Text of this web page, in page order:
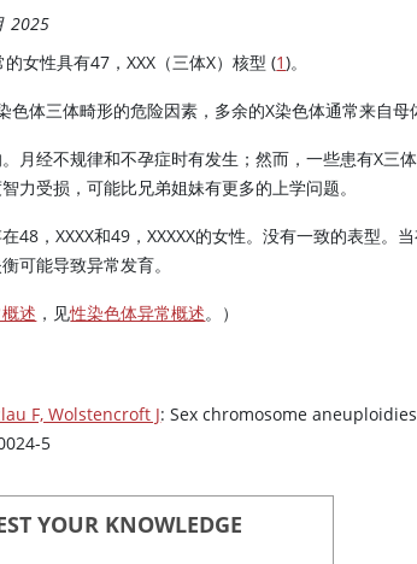
2025
女性具有47，XXX（三体X）核型 (1)。
色体三体畸形的危险因素，多余的X染色体通常来自母
月经不规律和不孕症时有发生；然而，一些患有X三
力受损，可能比兄弟姐妹有更多的上学问题。
48，XXXX和49，XXXXX的女性。没有一致的表型。
可能导致异常发育。
述 ，见性染色体异常概述。）
F, Wolstencroft J: Sex chromosome
5
YOUR KNOWLEDGE